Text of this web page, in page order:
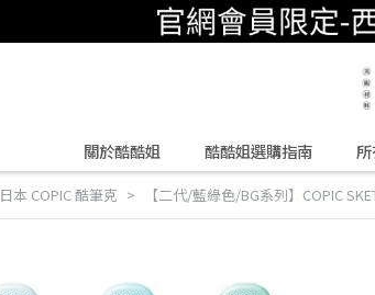
關於酷酷姐 酷酷姐選購指南
日本 COPIC 酷筆克 【二代/藍綠色/BG系列】COPIC